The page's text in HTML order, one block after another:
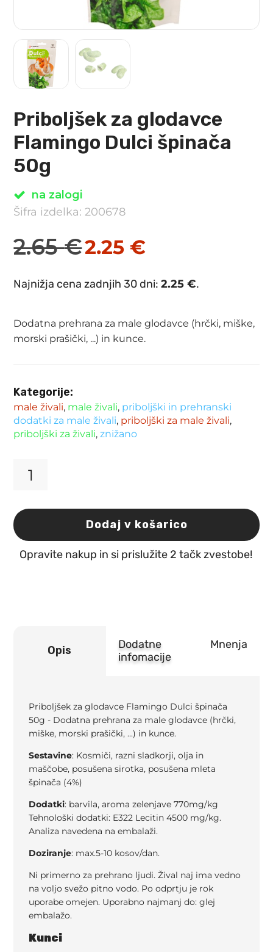
Priboljšek za glodavce
Flamingo Dulci špinača
50g
na zalogi
Šifra izdelka: 200678
2.65€
Izvirna
cena
2.65 €.
2.25 €
Trenutna
cena
Najnižja cena zadnjih 30 dni:2.25€.
Dodatna prehrana za male glodavce (hrčki, miške,
morski prašički, ...) in kunce.
Kategorije:
male živali, male živali, priboljški in prehranski
dodatki za male živali, priboljški za male živali,
priboljški za živali,znižano
glodavce
Flamingo
Dulci
špinača
50g
Dodaj v košarico
Opravite nakup in si prislužite 2 tačk zvestobe!
Opis
Dodatne
infomacije
Mnenja
Priboljšek za glodavce Flamingo Dulci špinača
50g - Dodatna prehrana za male glodavce (hrčki,
miške, morski prašički, ...) in kunce.
Sestavine: Kosmiči, razni sladkorji, olja in
maščobe, posušena sirotka, posušena mleta
špinača (4%)
Dodatki: barvila, aroma zelenjave 770mg/kg
Tehnološki dodatki: E322 Lecitin 4500 mg/kg.
Analiza navedena na embalaži.
Doziranje: max.5-10 kosov/dan.
Ni primerno za prehrano ljudi. Žival naj ima vedno
na voljo svežo pitno vodo. Po odprtju je rok
uporabe omejen. Uporabno najmanj do: glej
embalažo.
Kunci